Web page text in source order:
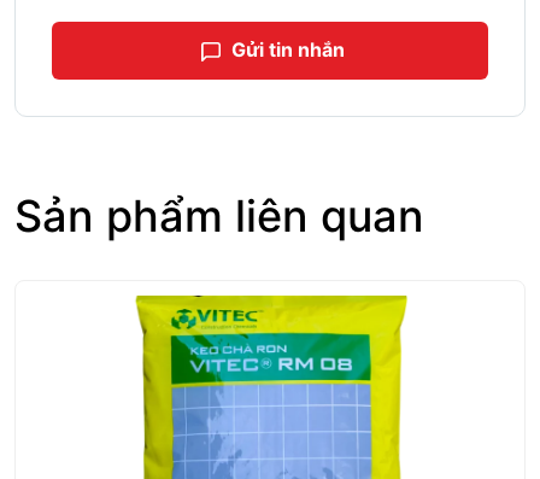
Gửi tin nhắn
Sản phẩm liên quan